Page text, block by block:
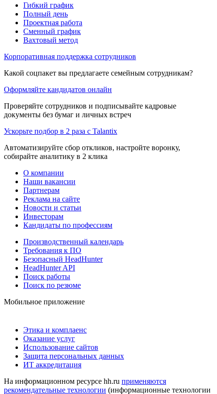
Гибкий график
Полный день
Проектная работа
Сменный график
Вахтовый метод
Корпоративная поддержка сотрудников
Какой соцпакет вы предлагаете семейным сотрудникам?
Оформляйте кандидатов онлайн
Проверяйте сотрудников и подписывайте кадровые
документы без бумаг и личных встреч
Ускорьте подбор в 2 раза с Talantix
Автоматизируйте сбор откликов, настройте воронку,
собирайте аналитику в 2 клика
О компании
Наши вакансии
Партнерам
Реклама на сайте
Новости и статьи
Инвесторам
Кандидаты по профессиям
Производственный календарь
Требования к ПО
Безопасный HeadHunter
HeadHunter API
Поиск работы
Поиск по резюме
Мобильное приложение
Этика и комплаенс
Оказание услуг
Использование сайтов
Защита персональных данных
ИТ аккредитация
На информационном ресурсе hh.ru применяются
рекомендательные технологии (информационные технологии